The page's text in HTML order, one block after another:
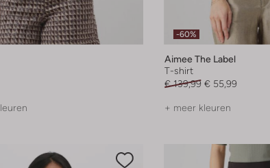
-60%
Aimee The Label
T-shirt
€ 139,99 € 55,99
+ meer kleuren